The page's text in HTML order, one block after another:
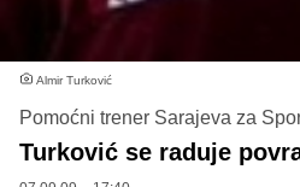
Almir Turković
Pomoćni trener Sarajeva za
Turković se raduje